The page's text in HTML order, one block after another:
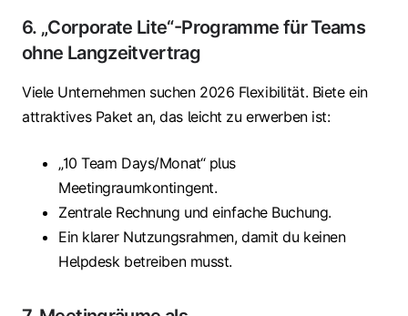
6. „Corporate Lite“-Programme für Teams
ohne Langzeitvertrag
Viele Unternehmen suchen 2026 Flexibilität. Biete ein
attraktives Paket an, das leicht zu erwerben ist:
„10 Team Days/Monat“ plus
Meetingraumkontingent.
Zentrale Rechnung und einfache Buchung.
Ein klarer Nutzungsrahmen, damit du keinen
Helpdesk betreiben musst.